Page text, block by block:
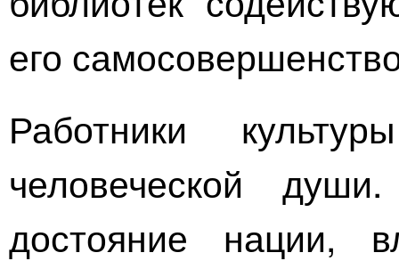
его
Работники
человеческой
достояние нации,